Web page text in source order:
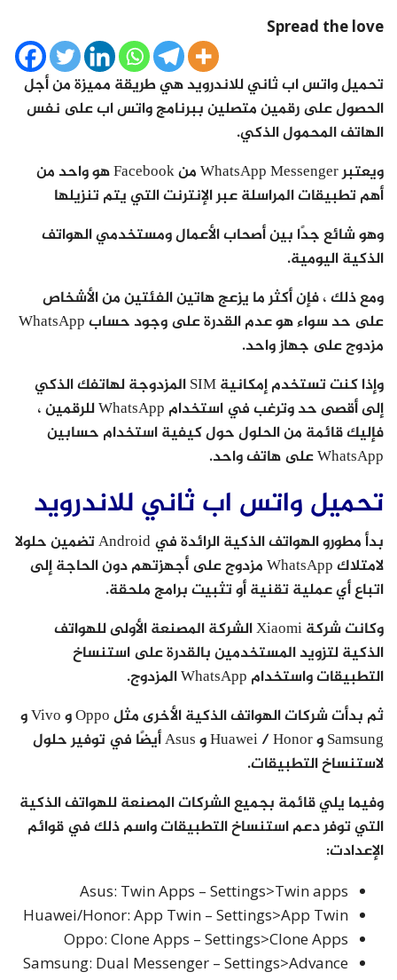
Spread the love
تحميل واتس اب ثاني للاندرويد هي طريقة مميزة من أجل
الحصول على رقمين متصلين ببرنامج واتس اب على نفس
الهاتف المحمول الذكي.
ويعتبر WhatsApp Messenger من Facebook هو واحد من
أهم تطبيقات المراسلة عبر الإنترنت التي يتم تنزيلها
وهو شائع جدًا بين أصحاب الأعمال ومستخدمي الهواتف
الذكية اليومية.
ومع ذلك ، فإن أكثر ما يزعج هاتين الفئتين من الأشخاص
على حد سواء هو عدم القدرة على وجود حساب WhatsApp
مزدوج على جهاز واحد.
وإذا كنت تستخدم إمكانية SIM المزدوجة لهاتفك الذكي
إلى أقصى حد وترغب في استخدام WhatsApp للرقمين ،
فإليك قائمة من الحلول حول كيفية استخدام حسابين
WhatsApp على هاتف واحد.
تحميل واتس اب ثاني للاندرويد
بدأ مطورو الهواتف الذكية الرائدة في Android تضمين حلولا
لامتلاك WhatsApp مزدوج على أجهزتهم دون الحاجة إلى
اتباع أي عملية تقنية أو تثبيت برامج ملحقة.
وكانت شركة Xiaomi الشركة المصنعة الأولى للهواتف
الذكية لتزويد المستخدمين بالقدرة على استنساخ
التطبيقات واستخدام WhatsApp المزدوج.
ثم بدأت شركات الهواتف الذكية الأخرى مثل Oppo و Vivo و
Samsung و Huawei / Honor و Asus أيضًا في توفير حلول
لاستنساخ التطبيقات.
وفيما يلي قائمة بجميع الشركات المصنعة للهواتف الذكية
التي توفر دعم استنساخ التطبيقات واسم ذلك في قوائم
الإعدادت:
Asus: Twin Apps – Settings>Twin apps
Huawei/Honor: App Twin – Settings>App Twin
Oppo: Clone Apps – Settings>Clone Apps
Samsung: Dual Messenger – Settings>Advance